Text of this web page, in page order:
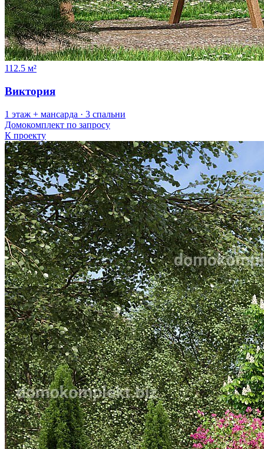
112.5 м²
Виктория
1 этаж + мансарда · 3 спальни
Домокомплект по запросу